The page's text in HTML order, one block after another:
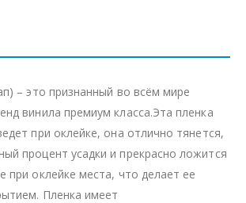
– это признанный во всём мире
винила премиум класса.Эта пленка
при оклейке, она отлично тянется,
процент усадки и прекрасно ложится
при оклейке места, что делает ее
Пленка имеет